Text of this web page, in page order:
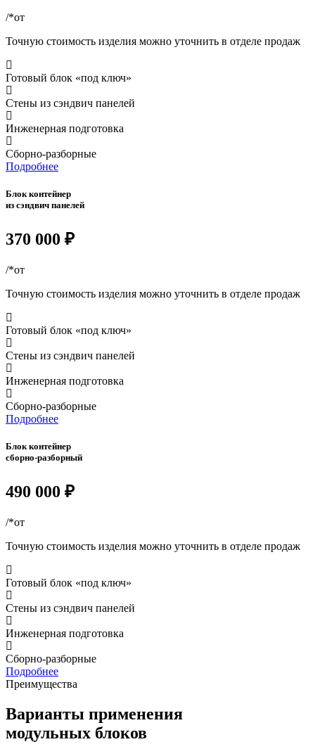
/*от
Точную стоимость изделия можно уточнить в отделе продаж
Готовый блок «под ключ»
Стены из сэндвич панелей
Инженерная подготовка
Сборно-разборные
Подробнее
Блок контейнер
из сэндвич панелей
370 000 ₽
/*от
Точную стоимость изделия можно уточнить в отделе продаж
Готовый блок «под ключ»
Стены из сэндвич панелей
Инженерная подготовка
Сборно-разборные
Подробнее
Блок контейнер
сборно-разборный
490 000 ₽
/*от
Точную стоимость изделия можно уточнить в отделе продаж
Готовый блок «под ключ»
Стены из сэндвич панелей
Инженерная подготовка
Сборно-разборные
Подробнее
Преимущества
Варианты применения
модульных блоков